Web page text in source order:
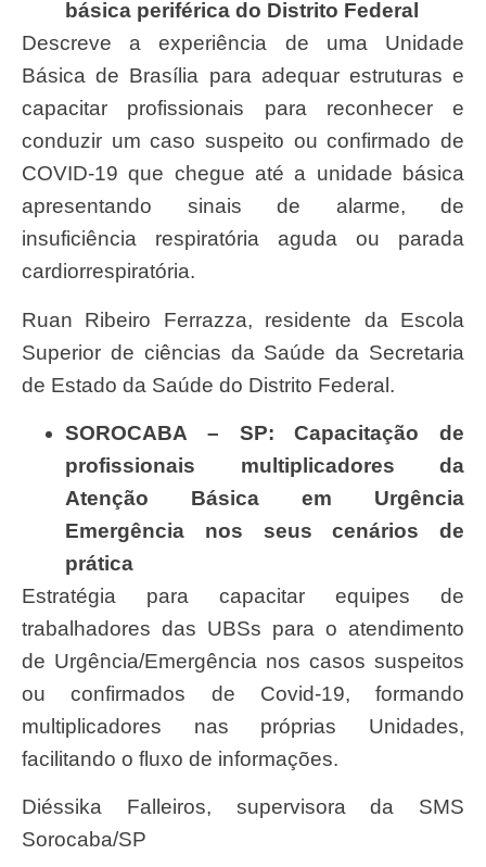
básica periférica do Distrito Federal
Descreve a experiência de uma Unidade
Básica de Brasília para adequar estruturas e
capacitar profissionais para reconhecer e
conduzir um caso suspeito ou confirmado de
COVID-19 que chegue até a unidade básica
apresentando sinais de alarme, de
insuficiência respiratória aguda ou parada
cardiorrespiratória.
Ruan Ribeiro Ferrazza, residente da Escola
Superior de ciências da Saúde da Secretaria
de Estado da Saúde do Distrito Federal.
SOROCABA – SP: Capacitação de
profissionais multiplicadores da
Atenção Básica em Urgência
Emergência nos seus cenários de
prática
Estratégia para capacitar equipes de
trabalhadores das UBSs para o atendimento
de Urgência/Emergência nos casos suspeitos
ou confirmados de Covid-19, formando
multiplicadores nas próprias Unidades,
facilitando o fluxo de informações.
Diéssika Falleiros, supervisora da SMS
Sorocaba/SP